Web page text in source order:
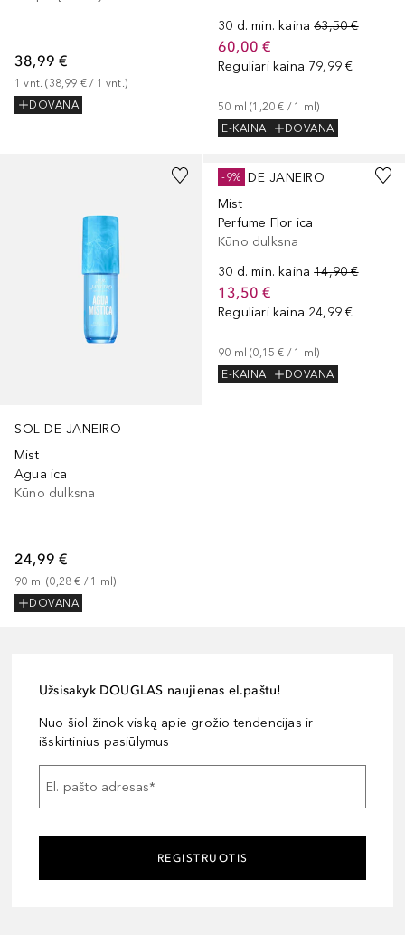
38,99 €
1 vnt. (38,99 € / 1 vnt.)
DOVANA
30 d. min. kaina 63,50 €
60,00 €
Reguliari kaina 79,99 €
50 ml (1,20 € / 1 ml)
E-KAINA
DOVANA
SOL DE JANEIRO
Mist
Agua ica
Kūno dulksna
24,99 €
90 ml (0,28 € / 1 ml)
DOVANA
SOL DE JANEIRO
Mist
Perfume Flor ica
Kūno dulksna
30 d. min. kaina 14,90 €
13,50 €
Reguliari kaina 24,99 €
90 ml (0,15 € / 1 ml)
E-KAINA
DOVANA
-9%
Užsisakyk DOUGLAS naujienas el.paštu!
Nuo šiol žinok viską apie grožio tendencijas ir
išskirtinius pasiūlymus
El. pašto adresas*
REGISTRUOTIS